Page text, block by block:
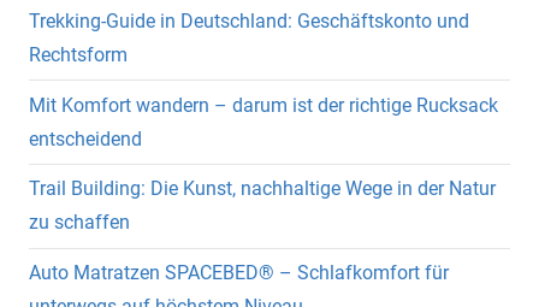
Trekking-Guide in Deutschland: Geschäftskonto und
Rechtsform
Mit Komfort wandern – darum ist der richtige Rucksack
entscheidend
Trail Building: Die Kunst, nachhaltige Wege in der Natur
zu schaffen
Auto Matratzen SPACEBED® – Schlafkomfort für